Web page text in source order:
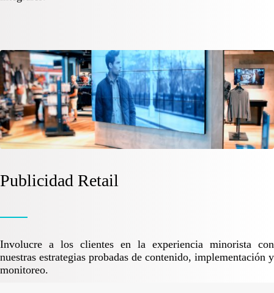
Publicidad Retail
Involucre a los clientes en la experiencia minorista con
nuestras estrategias probadas de contenido, implementación y
monitoreo.